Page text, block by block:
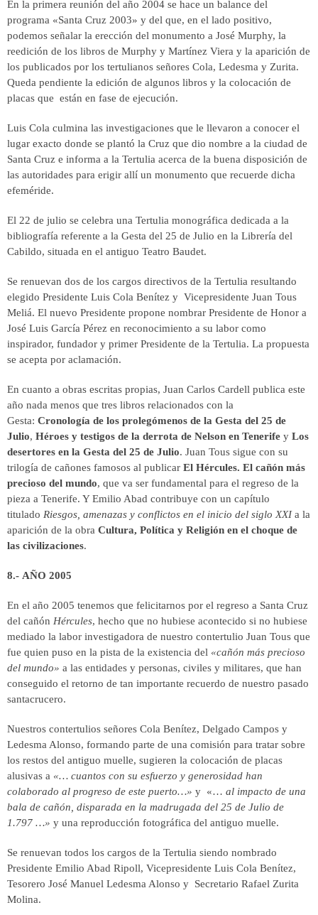
En la primera reunión del año 2004 se hace un balance del
programa «Santa Cruz 2003» y del que, en el lado positivo,
podemos señalar la erección del monumento a José Murphy, la
reedición de los libros de Murphy y Martínez Viera y la aparición de
los publicados por los tertulianos señores Cola, Ledesma y Zurita.
Queda pendiente la edición de algunos libros y la colocación de
placas que están en fase de ejecución.
Luis Cola culmina las investigaciones que le llevaron a conocer el
lugar exacto donde se plantó la Cruz que dio nombre a la ciudad de
Santa Cruz e informa a la Tertulia acerca de la buena disposición de
las autoridades para erigir allí un monumento que recuerde dicha
efeméride.
El 22 de julio se celebra una Tertulia monográfica dedicada a la
bibliografía referente a la Gesta del 25 de Julio en la Librería del
Cabildo, situada en el antiguo Teatro Baudet.
Se renuevan dos de los cargos directivos de la Tertulia resultando
elegido Presidente Luis Cola Benítez y Vicepresidente Juan Tous
Meliá. El nuevo Presidente propone nombrar Presidente de Honor a
José Luis García Pérez en reconocimiento a su labor como
inspirador, fundador y primer Presidente de la Tertulia. La propuesta
se acepta por aclamación.
En cuanto a obras escritas propias, Juan Carlos Cardell publica este
año nada menos que tres libros relacionados con la
Gesta: Cronología de los prolegómenos de la Gesta del 25 de
Julio, Héroes y testigos de la derrota de Nelson en Tenerife y Los
desertores en la Gesta del 25 de Julio. Juan Tous sigue con su
trilogía de cañones famosos al publicar El Hércules. El cañón más
precioso del mundo, que va ser fundamental para el regreso de la
pieza a Tenerife. Y Emilio Abad contribuye con un capítulo
titulado Riesgos, amenazas y conflictos en el inicio del siglo XXIa la
aparición de la obra Cultura, Política y Religión en el choque de
las civilizaciones.
8.- AÑO 2005
En el año 2005 tenemos que felicitarnos por el regreso a Santa Cruz
del cañón Hércules, hecho que no hubiese acontecido si no hubiese
mediado la labor investigadora de nuestro contertulio Juan Tous que
fue quien puso en la pista de la existencia del «cañón más precioso
del mundo» a las entidades y personas, civiles y militares, que han
conseguido el retorno de tan importante recuerdo de nuestro pasado
santacrucero.
Nuestros contertulios señores Cola Benítez, Delgado Campos y
Ledesma Alonso, formando parte de una comisión para tratar sobre
los restos del antiguo muelle, sugieren la colocación de placas
alusivas a «… cuantos con su esfuerzo y generosidad han
colaborado al progreso de este puerto…» y «… al impacto de una
bala de cañón, disparada en la madrugada del 25 de Julio de
1.797 …» y una reproducción fotográfica del antiguo muelle.
Se renuevan todos los cargos de la Tertulia siendo nombrado
Presidente Emilio Abad Ripoll, Vicepresidente Luis Cola Benítez,
Tesorero José Manuel Ledesma Alonso y Secretario Rafael Zurita
Molina.